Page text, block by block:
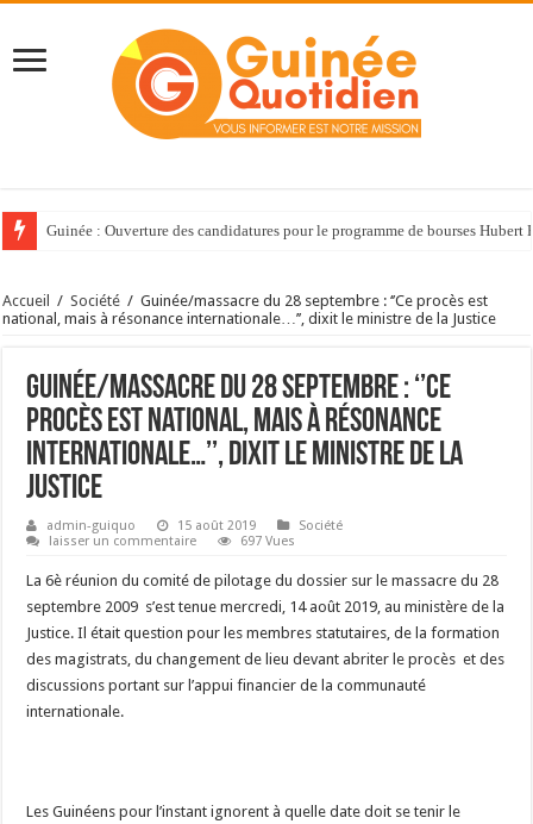
Guinée : Ouverture des candidatures pour le programme de bourses
Accueil / Société / Guinée/massacre du 28 septembre : ‘’Ce procès est
national, mais à résonance internationale…’’, dixit le ministre de la Justice
Guinée/massacre du 28 septembre : ‘’Ce
procès est national, mais à résonance
internationale…’’, dixit le ministre de la
Justice
admin-guiquo 15 août 2019
Société
laisser un commentaire
697 Vues
La 6è réunion du comité de pilotage du dossier sur le massacre du 28
septembre 2009 s’est tenue mercredi, 14 août 2019, au ministère de la
Justice. Il était question pour les membres statutaires, de la formation
des magistrats, du changement de lieu devant abriter le procès et des
discussions portant sur l’appui financier de la communauté
internationale.
Les Guinéens pour l’instant ignorent à quelle date doit se tenir le